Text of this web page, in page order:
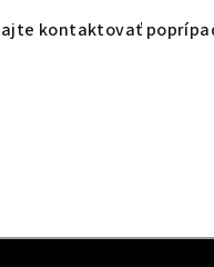
kontaktovať